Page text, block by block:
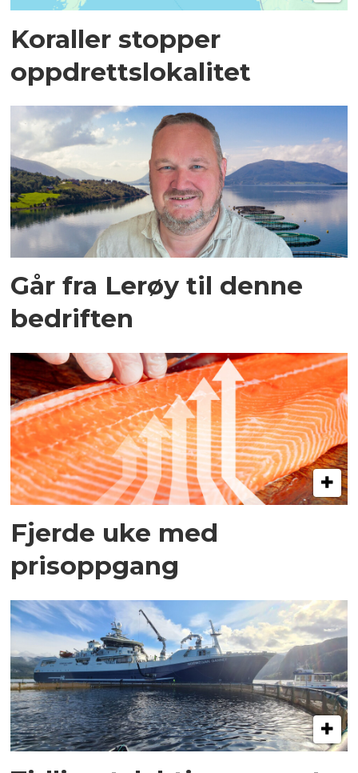
Koraller stopper
oppdrettslokalitet
Går fra Lerøy til denne
bedriften
Fjerde uke med
prisoppgang